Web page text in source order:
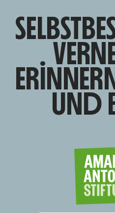
ERINNERN
UND